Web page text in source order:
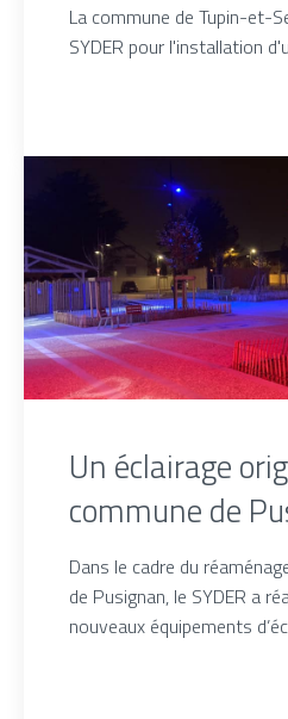
La commune de Tupin-et-
SYDER pour l'installation
Un éclairage
commune de
Dans le cadre du
de Pusignan, le SYDER a
nouveaux équipements